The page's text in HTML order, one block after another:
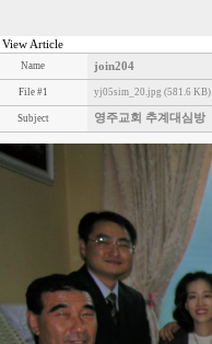
View Article
Name join204
File #1 yj05sim_20.jpg (581.6 KB)
Subject 영주교회 추계대심방